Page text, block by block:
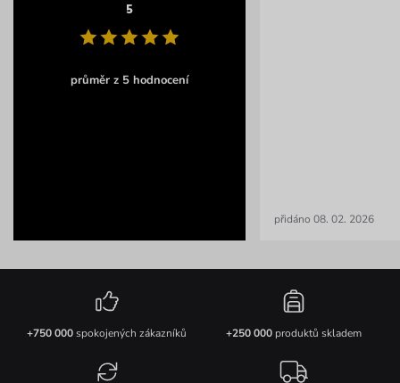
5
průměr z 5 hodnocení
přidáno 08. 02. 2026
+750 000spokojených zákazníků +250 000produktů skladem